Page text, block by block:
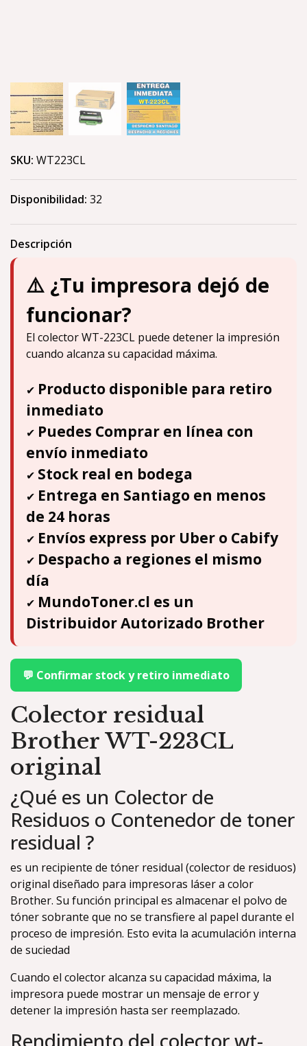
SKU: WT223CL
Disponibilidad: 32
Descripción
⚠️ ¿Tu impresora dejó de
funcionar?
El colector WT-223CL puede detener la impresión
cuando alcanza su capacidad máxima.
✔ Producto disponible para retiro
inmediato
✔ Puedes Comprar en línea con
envío inmediato
✔ Stock real en bodega
✔ Entrega en Santiago en menos
de 24 horas
✔ Envíos express por Uber o Cabify
✔ Despacho a regiones el mismo
día
✔ MundoToner.cl es un
Distribuidor Autorizado Brother
💬 Confirmar stock y retiro inmediato
Colector residual
Brother WT-223CL
original
¿Qué es un Colector de
Residuos o Contenedor de toner
residual ?
es un recipiente de tóner residual (colector de residuos)
original diseñado para impresoras láser a color
Brother. Su función principal es almacenar el polvo de
tóner sobrante que no se transfiere al papel durante el
proceso de impresión. Esto evita la acumulación interna
de suciedad
Cuando el colector alcanza su capacidad máxima, la
impresora puede mostrar un mensaje de error y
detener la impresión hasta ser reemplazado.
Rendimiento del colector wt-